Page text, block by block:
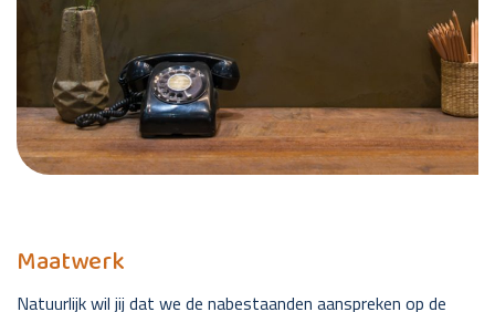
Maatwerk
Natuurlijk wil jij dat we de nabestaanden aanspreken op de